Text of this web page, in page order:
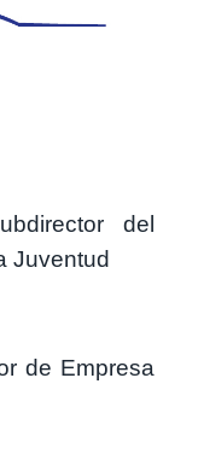
del
Juventud
de Empresa